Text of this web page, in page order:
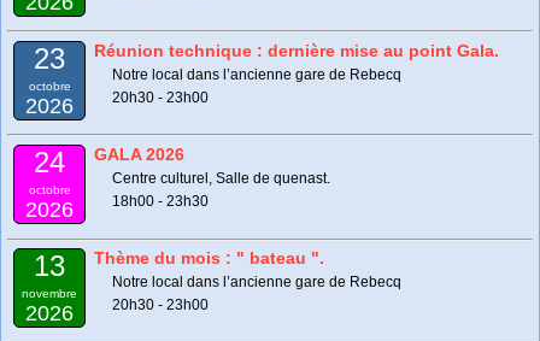
23
octobre
2026
Réunion technique : dernière mise au point Gala.
Notre local dans l’ancienne gare de Rebecq
20h30 - 23h00
24
octobre
2026
GALA 2026
Centre culturel, Salle de quenast.
18h00 - 23h30
13
novembre
2026
Thème du mois : " bateau ".
Notre local dans l’ancienne gare de Rebecq
20h30 - 23h00